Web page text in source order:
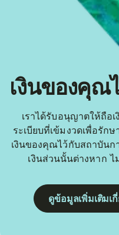
เงินของคุณ
เราได้รับอนุญาตให้ถือ
ระเบียบที่เข้มงวดเพื่อรัก
เงินของคุณไว้กับสถาบันก
เงินส่วนนั้นต่างหาก ไ
ดูข้อมูลเพิ่มเติมเ